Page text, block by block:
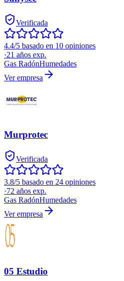
Verificada
4.4/5 basado en 10 opiniones
·21 años exp.
Gas RadónHumedades
Ver empresa
Murprotec
Verificada
3.8/5 basado en 24 opiniones
·72 años exp.
Gas RadónHumedades
Ver empresa
05 Estudio